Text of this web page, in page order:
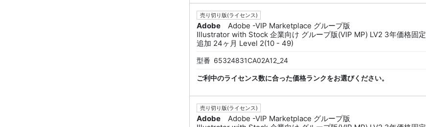
売り切り版(ライセンス)
Adobe
Adobe -VIP Marketplace グループ版
Illustrator with Stock 企業向け グループ版(VIP MP) LV2 3年価格固定
追加 24ヶ月 Level 2(10 - 49)
型番 65324831CA02A12_24
ご利中のライセンス数に合った価格ランクをお選びください。
売り切り版(ライセンス)
Adobe
Adobe -VIP Marketplace グループ版